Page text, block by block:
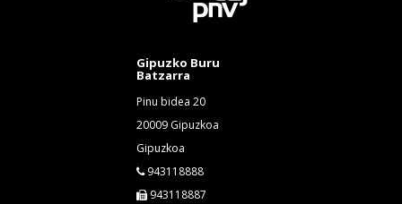
Gipuzko Buru
Batzarra
Pinu bidea 20
20009 Gipuzkoa
Gipuzkoa
943118888
943118887